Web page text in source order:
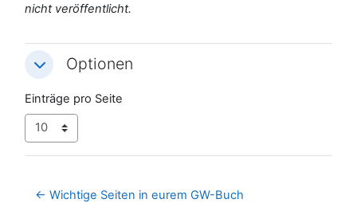
nicht veröffentlicht.
Optionen
OptionenOptionen
Einträge pro Seite
← Wichtige Seiten in eurem GW-Buch